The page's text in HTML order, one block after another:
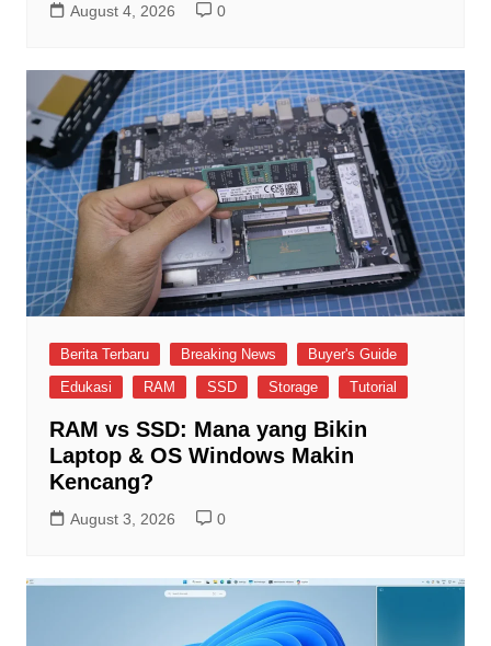
August 4, 2026 0
Berita Terbaru Breaking News
Buyer's Guide
Edukasi
RAM SSD Storage Tutorial
RAM vs SSD: Mana yang Bikin
Laptop & OS Windows Makin
Kencang?
August 3, 2026 0